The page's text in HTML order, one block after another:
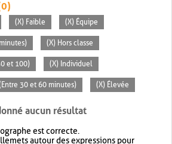
(X) Faible (X) Équipe
(X) Hors classe
et 100) (X) Individuel
30 et 60 minutes) (X) Élevée
aucun résultat
est correcte.
autour des expressions pour